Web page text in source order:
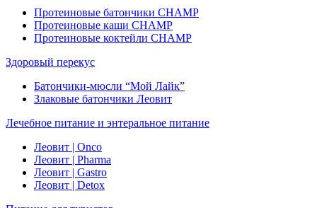
Протеиновые батончики CHAMP
Протеиновые каши CHAMP
Протеиновые коктейли CHAMP
Здоровый перекус
Батончики-мюсли “Мой Лайк”
Злаковые батончики Леовит
Лечебное питание и энтеральное питание
Леовит | Onco
Леовит | Pharma
Леовит | Gastro
Леовит | Detox